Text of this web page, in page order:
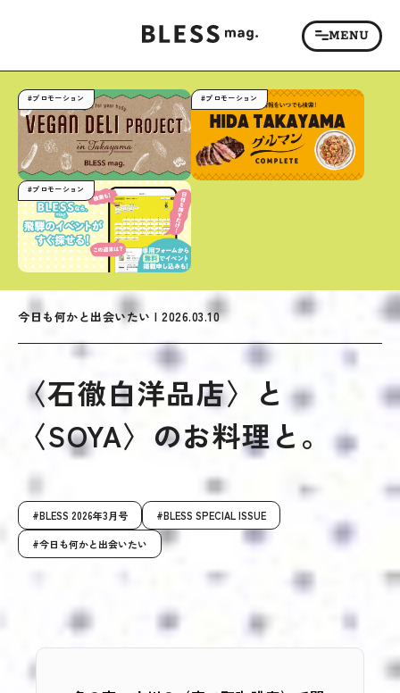
#プロモーション #プロモーション
#プロモーション
今日も何かと出会いたい | 2026.03.10
〈石徹白洋品店〉と
〈SOYA〉のお料理と。
BLESS 2026年3月号
BLESS SPECIAL ISSUE
今日も何かと出会いたい